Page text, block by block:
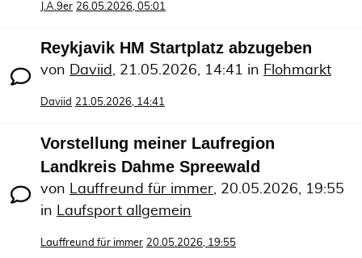
J.A.9er 26.05.2026, 05:01
Reykjavik HM Startplatz abzugeben
von Daviid, 21.05.2026, 14:41 in Flohmarkt
Daviid 21.05.2026, 14:41
Vorstellung meiner Laufregion
Landkreis Dahme Spreewald
von Lauffreund für immer, 20.05.2026, 19:55
in Laufsport allgemein
Lauffreund für immer 20.05.2026, 19:55